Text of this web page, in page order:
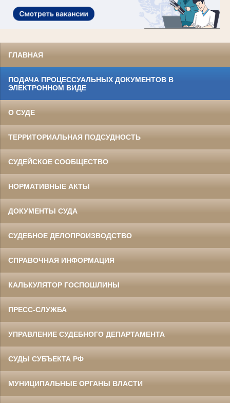
ГЛАВНАЯ
ПОДАЧА ПРОЦЕССУАЛЬНЫХ ДОКУМЕНТОВ В
ЭЛЕКТРОННОМ ВИДЕ
О СУДЕ
ТЕРРИТОРИАЛЬНАЯ ПОДСУДНОСТЬ
СУДЕЙСКОЕ СООБЩЕСТВО
НОРМАТИВНЫЕ АКТЫ
ДОКУМЕНТЫ СУДА
СУДЕБНОЕ ДЕЛОПРОИЗВОДСТВО
СПРАВОЧНАЯ ИНФОРМАЦИЯ
КАЛЬКУЛЯТОР ГОСПОШЛИНЫ
ПРЕСС-СЛУЖБА
УПРАВЛЕНИЕ СУДЕБНОГО ДЕПАРТАМЕНТА
СУДЫ СУБЪЕКТА РФ
МУНИЦИПАЛЬНЫЕ ОРГАНЫ ВЛАСТИ